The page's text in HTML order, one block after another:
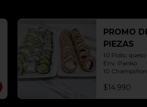
PROMO
PIEZAS
10 Pollo,
Env. Panko
10
10 Kanikama,
$14.990